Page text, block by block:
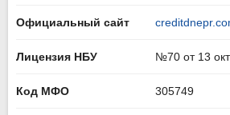
Официальный сайт
Лицензия НБУ №70 от 13
Код МФО 305749